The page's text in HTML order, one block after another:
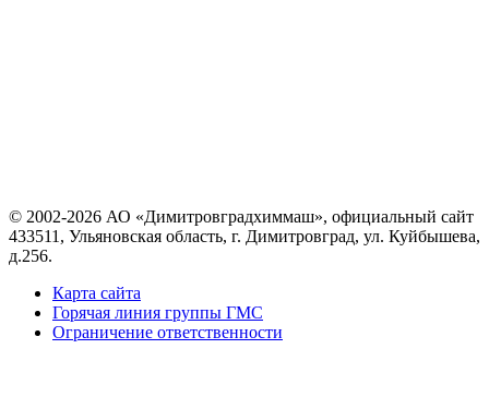
© 2002-2026 АО «Димитровградхиммаш», официальный сайт
433511, Ульяновская область, г. Димитровград, ул. Куйбышева,
д.256.
Карта сайта
Горячая линия группы ГМС
Ограничение ответственности